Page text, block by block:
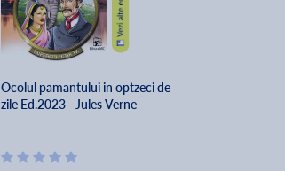
Ocolul pamantului in optzeci de
zile Ed.2023 - Jules Verne